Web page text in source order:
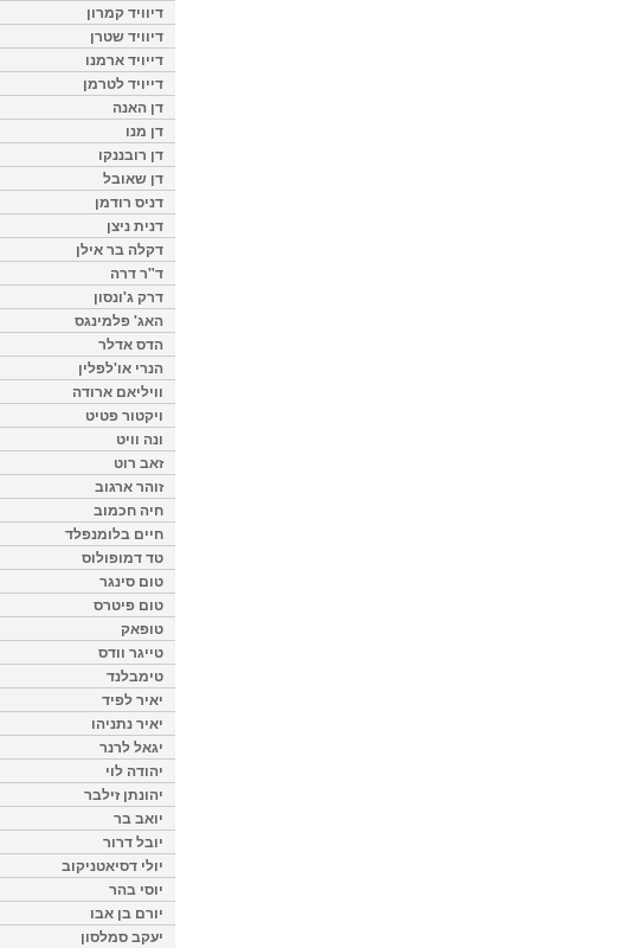
דיוויד קמרון
דיוויד שטרן
דייויד ארמנו
דייויד לטרמן
דן האנה
דן מנו
דן רובננקו
דן שאובל
דניס רודמן
דנית ניצן
דקלה בר אילן
ד"ר דרה
דרק ג'ונסון
האג' פלמינגס
הדס אדלר
הנרי או'לפלין
וויליאם ארודה
ויקטור פטיט
ונה וויט
זאב רוט
זוהר ארגוב
חיה חכמוב
חיים בלומנפלד
טד דמופולוס
טום סינגר
טום פיטרס
טופאק
טייגר וודס
טימבלנד
יאיר לפיד
יאיר נתניהו
יגאל לרנר
יהודה לוי
יהונתן זילבר
יואב בר
יובל דרור
יולי דסיאטניקוב
יוסי בהר
יורם בן אבו
יעקב סמלסון